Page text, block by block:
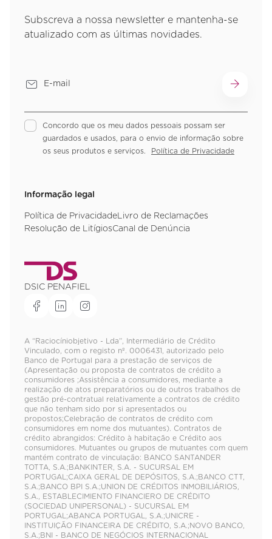
Subscreva a nossa newsletter e mantenha-se
atualizado com as últimas novidades.
Concordo que os meu dados pessoais possam ser
guardados e usados, para o envio de informação sobre
os seus produtos e serviços.
Política de Privacidade
Informação legal
Política de Privacidade Livro de Reclamações
Resolução de LitígiosCanal de Denúncia
DSIC PENAFIEL
A “Raciocíniobjetivo - Lda”, Intermediário de Crédito
Vinculado, com o registo nº. 0006431, autorizado pelo
Banco de Portugal para a prestação de serviços de
(Apresentação ou proposta de contratos de crédito a
consumidores ;Assistência a consumidores, mediante a
realização de atos preparatórios ou de outros trabalhos de
gestão pré-contratual relativamente a contratos de crédito
que não tenham sido por si apresentados ou
propostos;Celebração de contratos de crédito com
consumidores em nome dos mutuantes). Contratos de
crédito abrangidos: Crédito à habitação e Crédito aos
consumidores. Mutuantes ou grupos de mutuantes com quem
mantém contrato de vinculação: BANCO SANTANDER
TOTTA, S.A.;BANKINTER, S.A. - SUCURSAL EM
PORTUGAL;CAIXA GERAL DE DEPÓSITOS, S.A.;BANCO CTT,
S.A.;BANCO BPI S.A.;UNION DE CRÉDITOS INMOBILIÁRIOS,
S.A., ESTABLECIMIENTO FINANCIERO DE CRÉDITO
(SOCIEDAD UNIPERSONAL) - SUCURSAL EM
PORTUGAL;ABANCA PORTUGAL, S.A.;UNICRE -
INSTITUIÇÃO FINANCEIRA DE CRÉDITO, S.A.;NOVO BANCO,
S.A.;BNI - BANCO DE NEGÓCIOS INTERNACIONAL